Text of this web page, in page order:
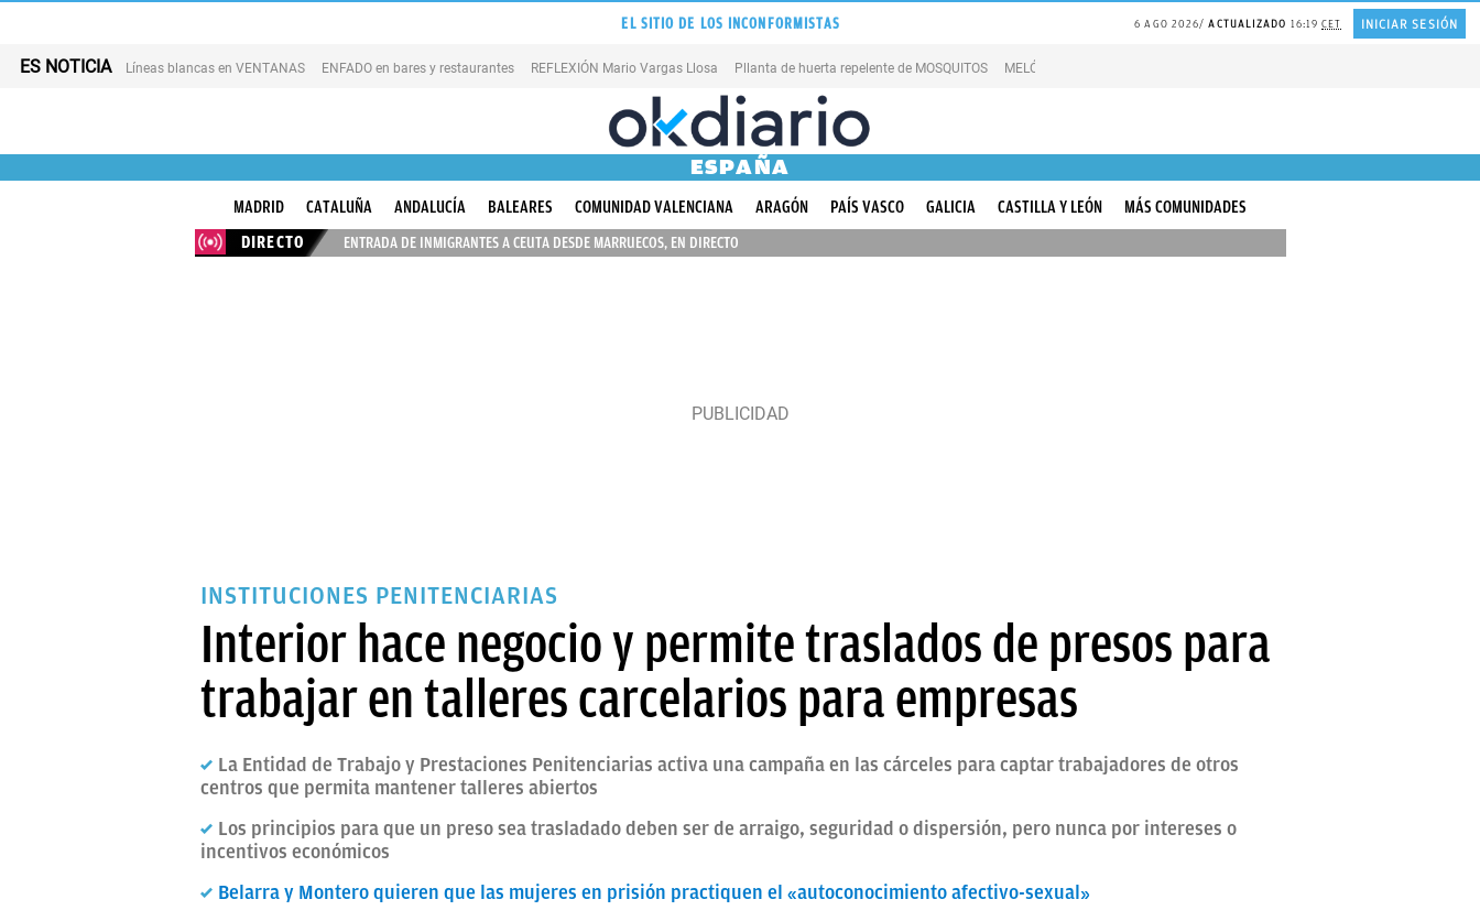
EL SITIO DE LOS INCONFORMISTAS 6 AGO 2026 ACTUALIZADO 16:19CET INICIAR SESIÓN
ES NOTICIA Líneas blancas en VENTANAS ENFADO en bares y restaurantes REFLEXIÓN Mario Vargas Llosa Pllanta de huerta repelente de MOSQUITOS MELÓN en agricultura madrileña
ESPAÑA
MADRID CATALUÑA ANDALUCÍA BALEARES COMUNIDAD VALENCIANA ARAGÓN PAÍS VASCO GALICIA CASTILLA Y LEÓN
MÁS COMUNIDADES
DIRECTO
ENTRADA DE INMIGRANTES A CEUTA DESDE MARRUECOS, EN DIRECTO
INSTITUCIONES PENITENCIARIAS
Interior hace negocio y permite traslados de presos para
trabajar en talleres carcelarios para empresas
La Entidad de Trabajo y Prestaciones Penitenciarias activa una campaña en las cárceles para captar trabajadores de otros
centros que permita mantener talleres abiertos
Los principios para que un preso sea trasladado deben ser de arraigo, seguridad o dispersión, pero nunca por intereses o
incentivos económicos
Belarra y Montero quieren que las mujeres en prisión practiquen el «autoconocimiento afectivo-sexual»